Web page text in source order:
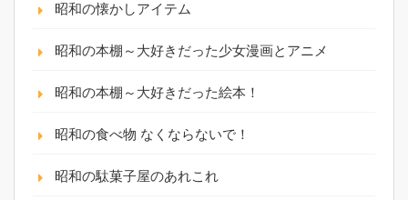
昭和の懐かしアイテム
昭和の本棚～大好きだった少女漫画とアニメ
昭和の本棚～大好きだった絵本！
昭和の食べ物 なくならないで！
昭和の駄菓子屋のあれこれ